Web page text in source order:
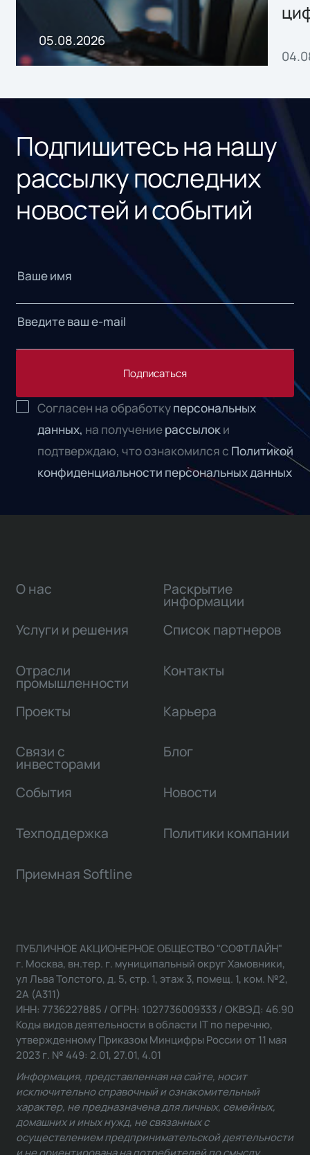
05.08.2026
Подпишитесь на нашу
рассылку последних
новостей и событий
Подписаться
Согласен на обработкуперсональных
данных, на получениерассылоки
подтверждаю, что ознакомился с Политикой
конфиденциальности персональных данных
О нас
Услуги и решения
Отрасли
промышленности
Проекты
Связи с
инвесторами
Раскрытие
информации
Список партнеров
Контакты
Карьера
Блог
События Новости
Техподдержка Политики компании
Приемная Softline
ПУБЛИЧНОЕ АКЦИОНЕРНОЕ ОБЩЕСТВО "СОФТЛАЙН"
г. Москва, вн.тер. г. муниципальный округ Хамовники,
ул Льва Толстого, д. 5, стр. 1, этаж 3, помещ. 1, ком. №2,
2А (А311)
ИНН: 7736227885 / ОГРН: 1027736009333 / ОКВЭД: 46.90
Коды видов деятельности в области IT по перечню,
утвержденному Приказом Минцифры России от 11 мая
2023 г. № 449: 2.01, 27.01, 4.01
Информация, представленная на сайте, носит
исключительно справочный и ознакомительный
характер, не предназначена для личных, семейных,
домашних и иных нужд, не связанных с
осуществлением предпринимательской деятельности